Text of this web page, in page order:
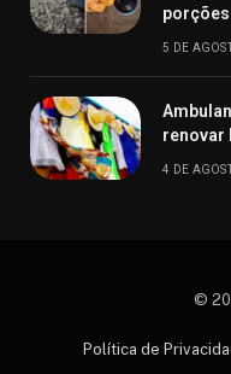
5 DE
renovar
4 DE
©
Política de